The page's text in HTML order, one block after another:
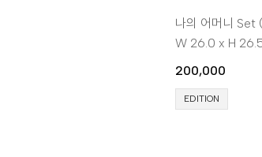
나의 어머니 Set
W 26.0 x H
200,000
EDITION